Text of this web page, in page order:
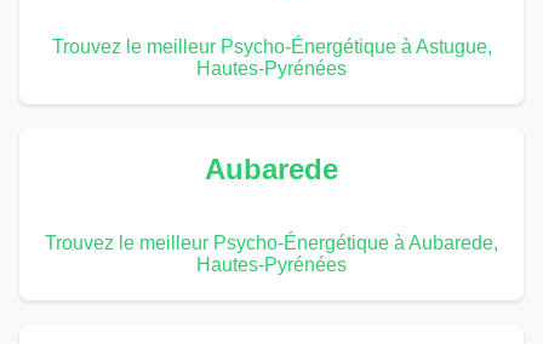
Trouvez le meilleur Psycho-Énergétique à Astugue,
Hautes-Pyrénées
Aubarede
Trouvez le meilleur Psycho-Énergétique à Aubarede,
Hautes-Pyrénées